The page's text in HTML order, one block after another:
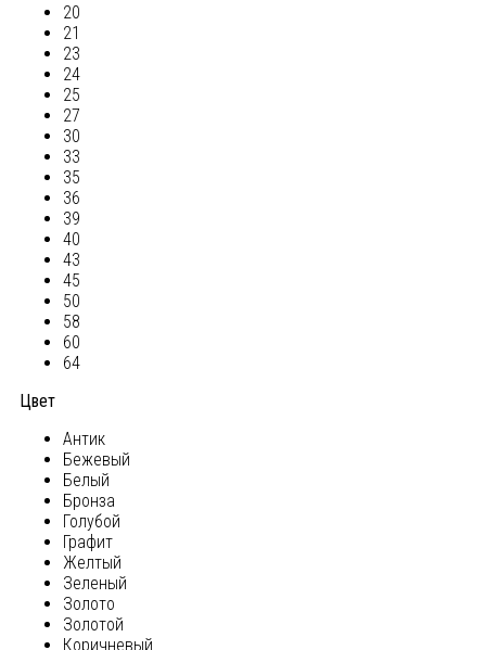
20
21
23
24
25
27
30
33
35
36
39
40
43
45
50
58
60
64
Цвет
Антик
Бежевый
Белый
Бронза
Голубой
Графит
Желтый
Зеленый
Золото
Золотой
Коричневый